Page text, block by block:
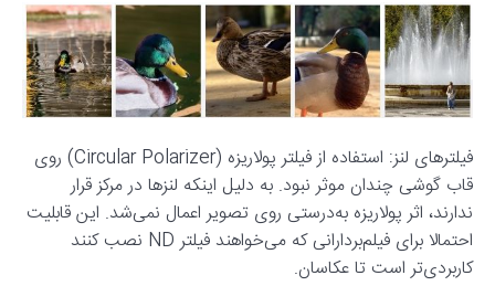
فیلترهای لنز: استفاده از فیلتر پولاریزه (Circular Polarizer) روی
قاب گوشی چندان موثر نبود. به دلیل اینکه لنزها در مرکز قرار
ندارند، اثر پولاریزه به‌درستی روی تصویر اعمال نمی‌شد. این قابلیت
احتمالا برای فیلم‌بردارانی که می‌خواهند فیلتر ND نصب کنند
کاربردی‌تر است تا عکاسان.